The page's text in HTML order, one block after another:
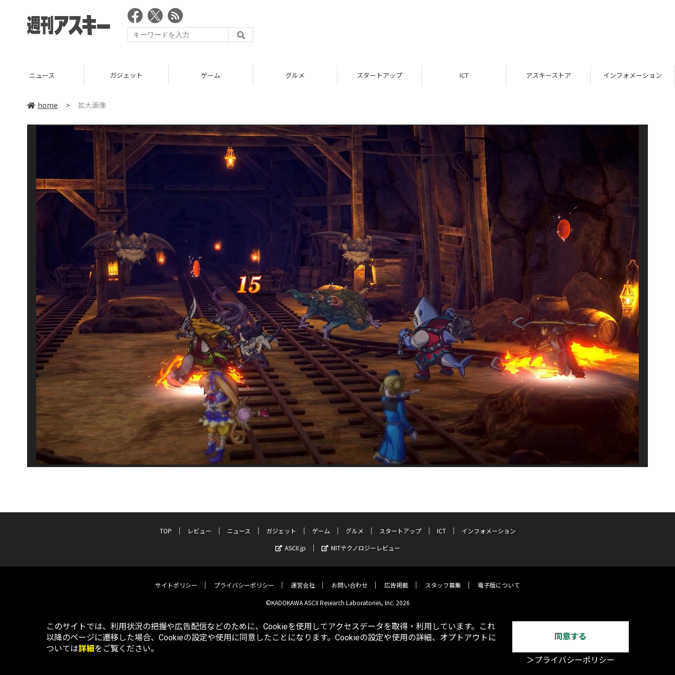
ニュース ガジェット ゲーム グルメ スタートアップ ICT アスキーストア インフォメーション
home > 拡大画像
TOP レビュー ニュース ガジェット ゲーム グルメ スタートアップ ICT
インフォメーション
ASCII.jp
MITテクノロジーレビュー
サイトポリシー プライバシーポリシー 運営会社 お問い合わせ 広告掲載 スタッフ募集 電子版について
©KADOKAWA ASCII Research Laboratories, Inc. 2026
このサイトでは、利用状況の把握や広告配信などのために、Cookieを使用してアクセスデータを取得・利用しています。これ
以降のページに遷移した場合、Cookieの設定や使用に同意したことになります。Cookieの設定や使用の詳細、オプトアウトに
ついては詳細をご覧ください。
同意する
＞プライバシーポリシー